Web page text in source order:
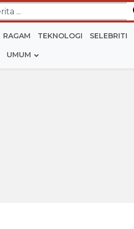
RAGAM TEKNOLOGI SELEBRITI
UMUM